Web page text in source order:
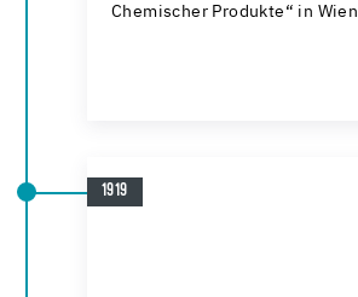
Chemischer Produkte“ in Wien
1919